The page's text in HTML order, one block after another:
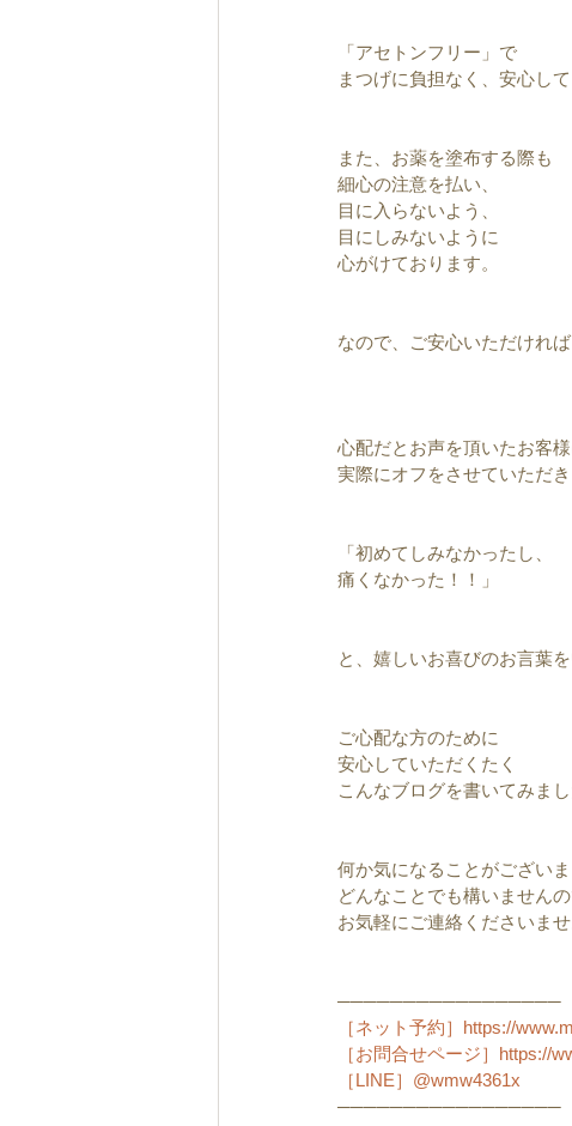
「アセトンフリー」で
まつげに負担なく、安心し
また、お薬を塗布する際も
細心の注意を払い、
目に入らないよう、
目にしみないように
心がけております。
なので、ご安心いただけれ
心配だとお声を頂いたお客
実際にオフをさせていただき
「初めてしみなかったし、
痛くなかった！！」
と、嬉しいお喜びのお言葉
ご心配な方のために
安心していただくたく
こんなブログを書いてみま
何か気になることがございま
どんなことでも構いません
お気軽にご連絡くださいませ
─────────────────
［ネット予約］https://
［お問合せページ］https://
［LINE］@wmw4361x
─────────────────